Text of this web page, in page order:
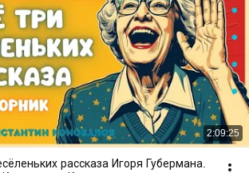
2:09:25
рассказа Игоря Губермана.